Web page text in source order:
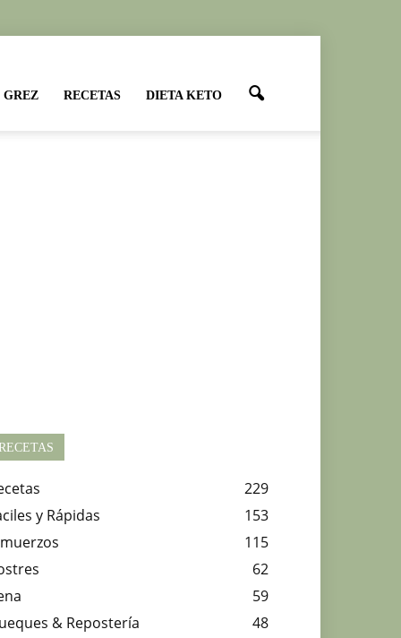
GREZ RECETAS DIETA KETO
229
y Rápidas
153
115
62
59
& Repostería
48